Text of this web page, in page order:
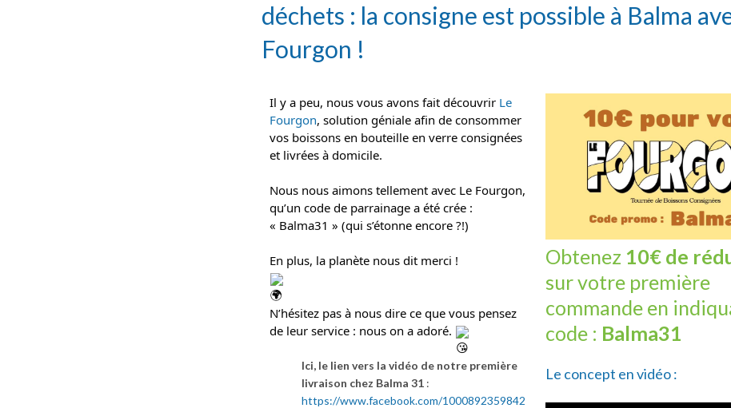
déchets : la consigne est possible à Balma
Fourgon !
Il y a peu, nous vous avons fait découvrir Le
Fourgon, solution géniale afin de consommer
vos boissons en bouteille en verre consignées
et livrées à domicile.
Nous nous aimons tellement avec Le Fourgon,
qu’un code de parrainage a été crée :
« Balma31 » (qui s’étonne encore ?!)
En plus, la planète nous dit merci !
N’hésitez pas à nous dire ce que vous pensez
de leur service : nous on a adoré.
Ici, le lien vers la vidéo de notre première
livraison chez Balma 31 :
https://www.facebook.com/1000892359842
Obtenez 10€ de
sur votre première
commande en
code : Balma31
Le concept en vidéo :